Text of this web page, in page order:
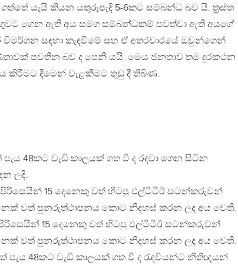
යැයි කියන යතුරුපැදි 5-6කට සම්බන්ධ බව යි. ත‍්‍රස්ත
ගෙන ඇති අය සමග සම්බන්ධකම් පවත්වා ඇති අයගේ
විමර්ශන සඳහා කැඳවීමේ සහ ඒ අතරවාරයේ ඔවුන්ගෙන්
පවතින බව ද පෙනී යයි. මෙය ජනතාව තම දුරකථන
කිරීමට දීමෙන් වැළකීමට තුඩු දී තිබිණ.
48කට වැඩි කාලයක් ගත වී ද රඳවා ගෙන සිටින
ලදි.
15 දෙනෙකු වත් හිටපු එල්ටීටීඊ සටන්කරුවන්
වත් පුනරුත්ථාපනය කොට නිදහස් කරන ලද අය වෙති.
15 දෙනෙකු වත් හිටපු එල්ටීටීඊ සටන්කරුවන්
වත් පුනරුත්ථාපනය කොට නිදහස් කරන ලද අය වෙති.
පැය 48කට වැඩි කාලයක් ගත වී ද රැඳවියන්ට නීතිඥයන්